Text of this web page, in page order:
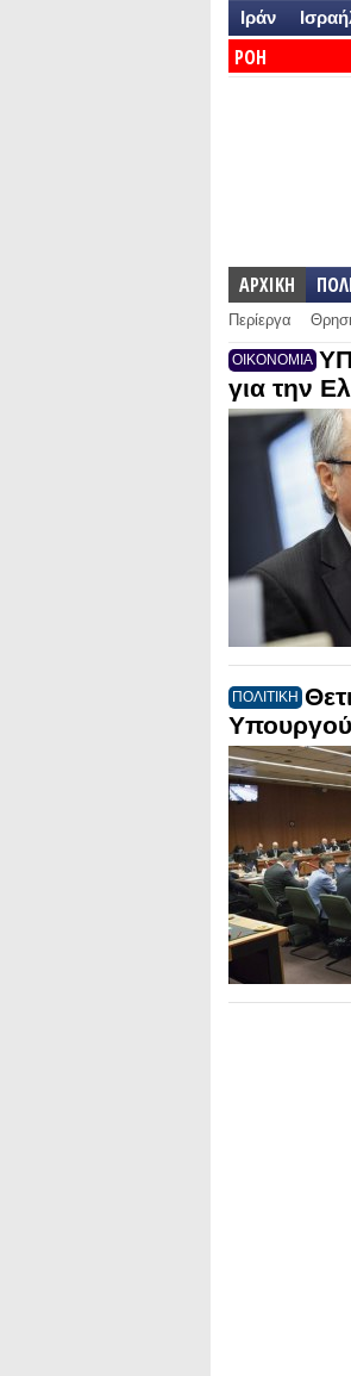
Ιράν
ΡΟΗ
ΑΡΧΙΚΗ
Περίεργα
ΟΙΚΟΝΟΜΙΑ
για την
ΠΟΛΙΤΙΚΗ